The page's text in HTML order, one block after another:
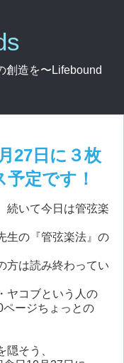
創造を〜Lifebound
27日に３枚
定です！
続いて今日は管弦楽
生の『管弦楽法』の
方は読み終わってい
ヤコブという人の
ページちょっとの
そう、